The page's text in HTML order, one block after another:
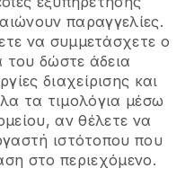
παραγγελίες.
να συμμετάσχετε ο
δώστε άδεια
διαχείρισης και
τα τιμολόγια μέσω
αν θέλετε να
ιστότοπου που
στο περιεχόμενο.